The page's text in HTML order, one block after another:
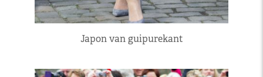
Japon van guipurekant